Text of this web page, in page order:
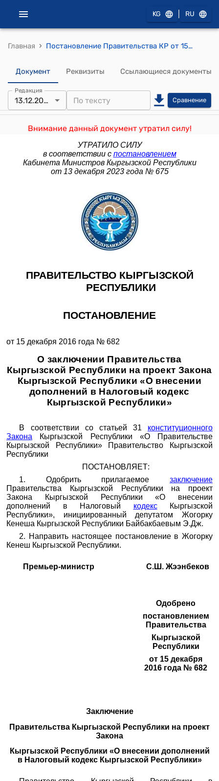
KG RU
Главная › Постановление Правительства КР от 15 декабря 2016 года № 682 "О заключении Правительства Кыргызской Республики на проект Закона Кыргызской Республики «О внесении дополнений в Налоговый кодекс Кыргызской Республики»"
Документ Реквизиты Ссылающиеся документы
Редакция
13.12.2023 Сравнение
Внимание данный документ утратил силу!